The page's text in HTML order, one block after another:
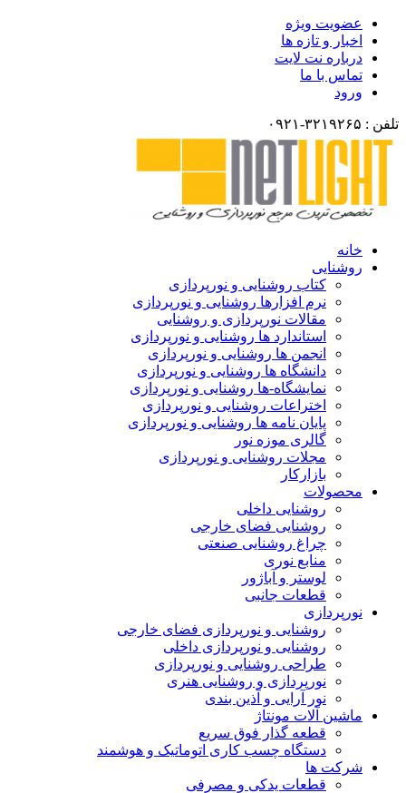
عضویت ویژه
اخبار و تازه ها
درباره نت لایت
تماس با ما
ورود
تلفن : ۳۲۱۹۲۶۵-۰۹۲۱
خانه
روشنایی
کتاب روشنایی و نورپردازی
نرم افزارها روشنایی و نورپردازی
مقالات نورپردازی و روشنایی
استاندارد ها روشنایی و نورپردازی
انجمن ها روشنایی و نورپردازی
دانشگاه ها روشنایی و نورپردازی
نمایشگاه-ها روشنایی و نورپردازی
اختراعات روشنایی و نورپردازی
پایان نامه ها روشنایی و نورپردازی
گالری موزه نور
مجلات روشنایی و نورپردازی
بازارکار
محصولات
روشنایی داخلی
روشنایی فضای خارجی
چراغ روشنایی صنعتی
منابع نوری
لوستر و آباژور
قطعات جانبی
نورپردازی
روشنایی و نورپردازی فضای خارجی
روشنایی و نورپردازی داخلی
طراحی روشنایی و نورپردازی
نورپردازی و روشنایی هنری
نور آرایی و آذین بندی
ماشین آلات مونتاژ
قطعه گذار فوق سریع
دستگاه چسب کاری اتوماتیک و هوشمند
شرکت ها
قطعات یدکی و مصرفی